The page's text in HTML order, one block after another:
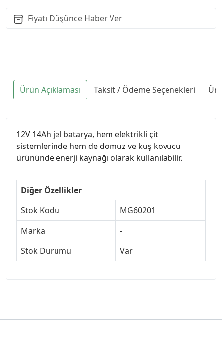
Fiyatı Düşünce Haber Ver
Ürün Açıklaması Taksit / Ödeme Seçenekleri
12V 14Ah jel batarya, hem elektrikli çit
sistemlerinde hem de domuz ve kuş kovucu
ürününde enerji kaynağı olarak kullanılabilir.
Diğer Özellikler
Stok Kodu
MG60201
Marka
-
Stok Durumu
Var